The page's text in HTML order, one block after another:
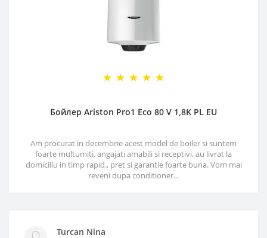
Бойлер Ariston Pro1 Eco 80 V 1,8K PL EU
Am procurat in decembrie acest model de boiler si suntem
foarte multumiti, angajati amabili si receptivi, au livrat la
domiciliu in timp rapid., pret si garantie foarte buna. Vom mai
reveni dupa conditioner...
Turcan Nina